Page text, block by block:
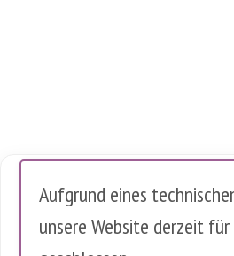
Diese Website verwendet Cookies, um
Es werden keine personenbezogenen
Aufgrund eines
unsere Website derzeit